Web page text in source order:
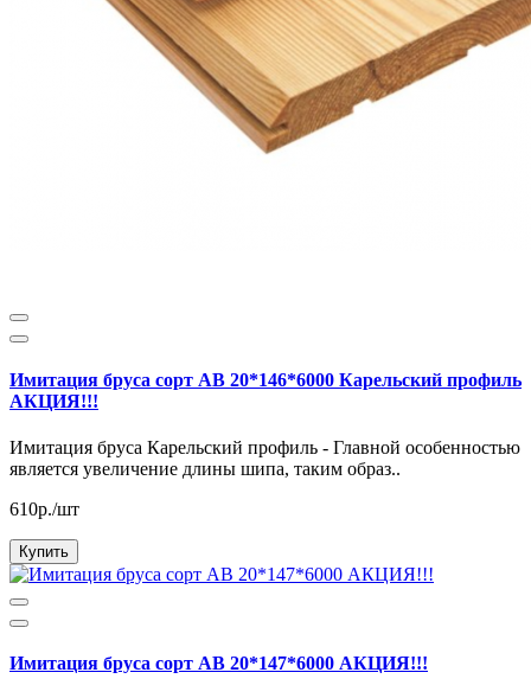
Имитация бруса сорт АВ 20*146*6000 Карельский профиль
АКЦИЯ!!!
Имитация бруса Карельский профиль - Главной особенностью
является увеличение длины шипа, таким образ..
610р./шт
Купить
Имитация бруса сорт АВ 20*147*6000 АКЦИЯ!!!